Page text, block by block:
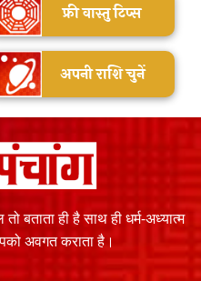
फ्री वास्तु टिप्स
अपनी राशि चुनें
बताता ही है साथ ही धर्म-अध्यात्म
अवगत कराता है।